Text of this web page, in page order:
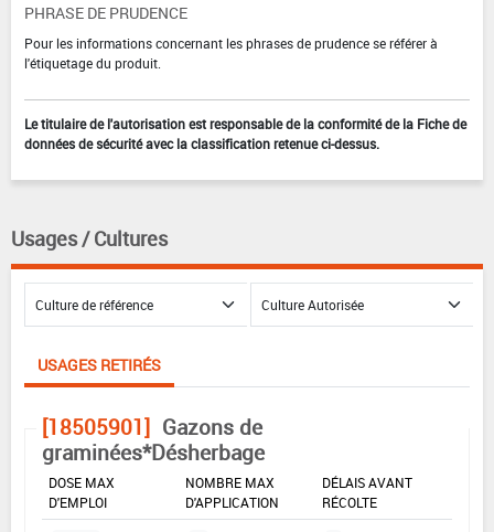
PHRASE DE PRUDENCE
Pour les informations concernant les phrases de prudence se référer à
l'étiquetage du produit.
Le titulaire de l'autorisation est responsable de la conformité de la Fiche de
données de sécurité avec la classification retenue ci-dessus.
Usages / Cultures
USAGES RETIRÉS
[18505901] Gazons de
graminées*Désherbage
DOSE MAX
D'EMPLOI
NOMBRE MAX
D'APPLICATION
DÉLAIS AVANT
RÉCOLTE